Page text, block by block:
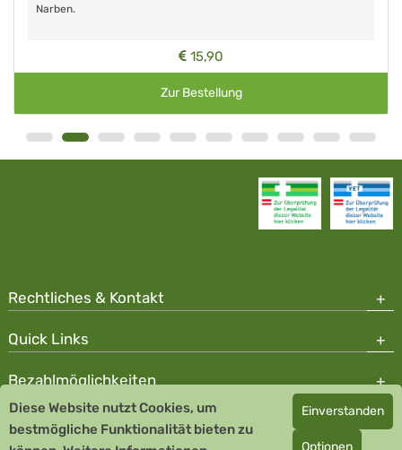
Narben.
15,90
Zur Bestellung
Rechtliches & Kontakt
Quick Links
Bezahlmöglichkeiten
Copyright © 2026 Team Santé Salvator Apotheke - GDP zertifiziert
Diese Website nutzt Cookies, um
bestmögliche Funktionalität bieten zu
Einverstanden
Optionen